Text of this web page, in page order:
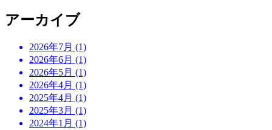
アーカイブ
2026年7月 (1)
2026年6月 (1)
2026年5月 (1)
2026年4月 (1)
2025年4月 (1)
2025年3月 (1)
2024年1月 (1)